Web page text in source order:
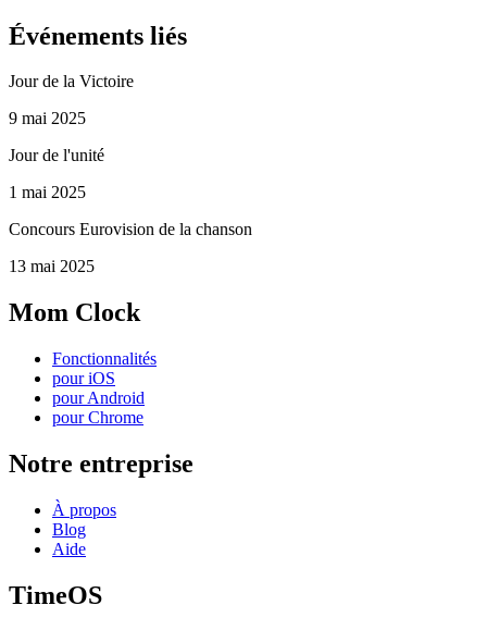
Événements liés
Jour de la Victoire
9 mai 2025
Jour de l'unité
1 mai 2025
Concours Eurovision de la chanson
13 mai 2025
Mom Clock
Fonctionnalités
pour iOS
pour Android
pour Chrome
Notre entreprise
À propos
Blog
Aide
TimeOS